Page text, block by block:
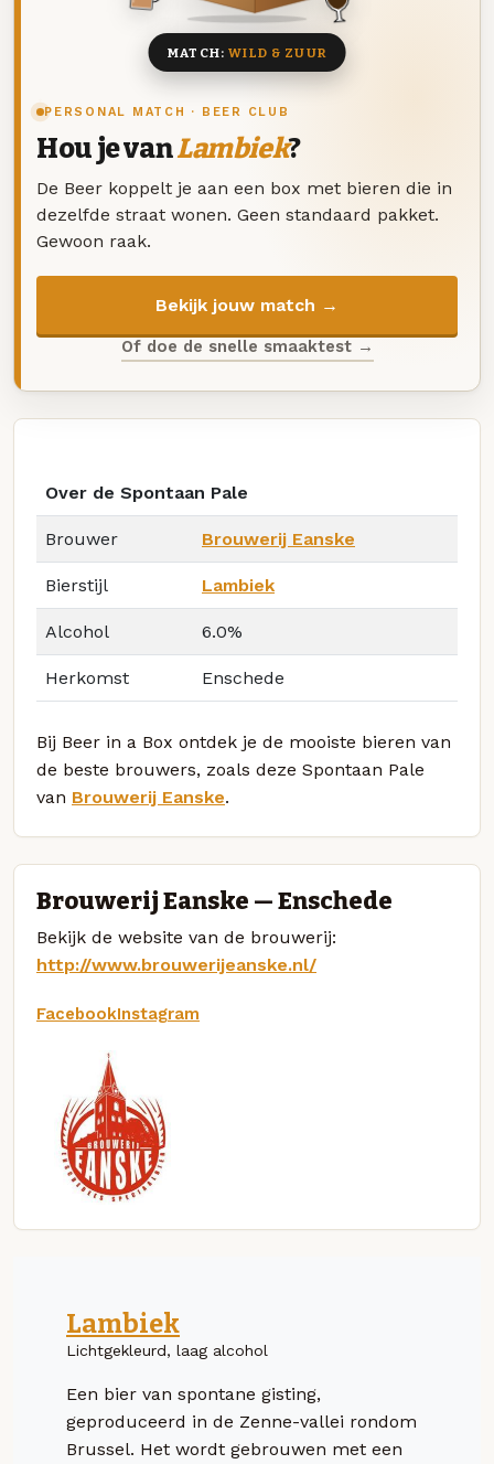
PERSONAL MATCH · BEER CLUB
Hou je vanLambiek?
De Beer koppelt je aan een box met bieren die in
dezelfde straat wonen. Geen standaard pakket.
Gewoon raak.
Bekijk jouw match →
Of doe de snelle smaaktest →
MATCH:WILD & ZUUR
Over de Spontaan Pale
Brouwer Brouwerij Eanske
Bierstijl Lambiek
Alcohol 6.0%
Herkomst Enschede
Bij Beer in a Box ontdek je de mooiste bieren van
de beste brouwers, zoals deze Spontaan Pale
van Brouwerij Eanske.
Brouwerij Eanske — Enschede
Bekijk de website van de brouwerij:
http://www.brouwerijeanske.nl/
FacebookInstagram
Lambiek
Lichtgekleurd, laag alcohol
Een bier van spontane gisting,
geproduceerd in de Zenne-vallei rondom
Brussel. Het wordt gebrouwen met een